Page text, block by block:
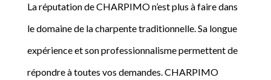
La réputation de CHARPIMO n’est plus à faire dans
le domaine de la charpente traditionnelle. Sa longue
expérience et son professionnalisme permettent de
répondre à toutes vos demandes. CHARPIMO